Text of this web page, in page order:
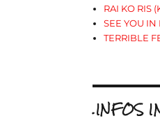
RAI KO RIS
SEE YOU
TERRIBLE
.INFOS